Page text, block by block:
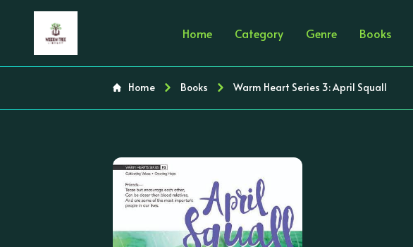
Home Category Genre Books
Home Books Warm Heart Series 3: April Squall